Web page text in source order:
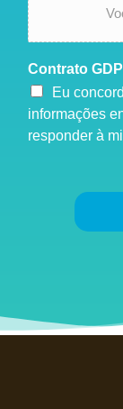
Contrato
Eu
informações
responder à